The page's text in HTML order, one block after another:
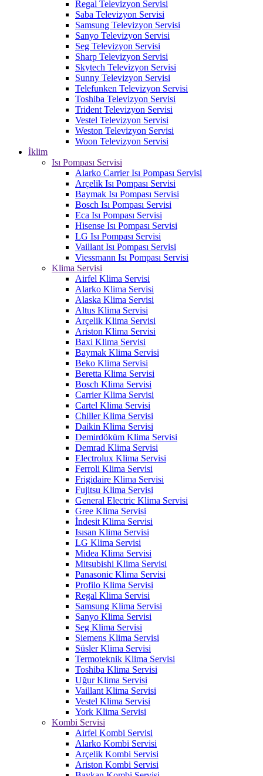
Regal Televizyon Servisi
Saba Televizyon Servisi
Samsung Televizyon Servisi
Sanyo Televizyon Servisi
Seg Televizyon Servisi
Sharp Televizyon Servisi
Skytech Televizyon Servisi
Sunny Televizyon Servisi
Telefunken Televizyon Servisi
Toshiba Televizyon Servisi
Trident Televizyon Servisi
Vestel Televizyon Servisi
Weston Televizyon Servisi
Woon Televizyon Servisi
İklim
Isı Pompası Servisi
Alarko Carrier Isı Pompası Servisi
Arçelik Isı Pompası Servisi
Baymak Isı Pompası Servisi
Bosch Isı Pompası Servisi
Eca Isı Pompası Servisi
Hisense Isı Pompası Servisi
LG Isı Pompası Servisi
Vaillant Isı Pompası Servisi
Viessmann Isı Pompası Servisi
Klima Servisi
Airfel Klima Servisi
Alarko Klima Servisi
Alaska Klima Servisi
Altus Klima Servisi
Arçelik Klima Servisi
Ariston Klima Servisi
Baxi Klima Servisi
Baymak Klima Servisi
Beko Klima Servisi
Beretta Klima Servisi
Bosch Klima Servisi
Carrier Klima Servisi
Cartel Klima Servisi
Chiller Klima Servisi
Daikin Klima Servisi
Demirdöküm Klima Servisi
Demrad Klima Servisi
Electrolux Klima Servisi
Ferroli Klima Servisi
Frigidaire Klima Servisi
Fujitsu Klima Servisi
General Electric Klima Servisi
Gree Klima Servisi
İndesit Klima Servisi
Isısan Klima Servisi
LG Klima Servisi
Midea Klima Servisi
Mitsubishi Klima Servisi
Panasonic Klima Servisi
Profilo Klima Servisi
Regal Klima Servisi
Samsung Klima Servisi
Sanyo Klima Servisi
Seg Klima Servisi
Siemens Klima Servisi
Süsler Klima Servisi
Termoteknik Klima Servisi
Toshiba Klima Servisi
Uğur Klima Servisi
Vaillant Klima Servisi
Vestel Klima Servisi
York Klima Servisi
Kombi Servisi
Airfel Kombi Servisi
Alarko Kombi Servisi
Arçelik Kombi Servisi
Ariston Kombi Servisi